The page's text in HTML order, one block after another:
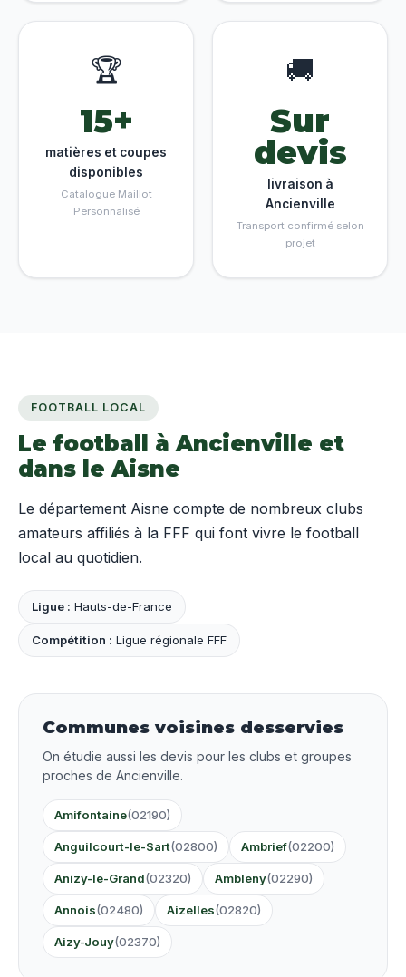
🏆
15+
matières et coupes
disponibles
Catalogue Maillot
Personnalisé
🚚
Sur
devis
livraison à
Ancienville
Transport confirmé selon
projet
FOOTBALL LOCAL
Le football à Ancienville et
dans le Aisne
Le département Aisne compte de nombreux clubs
amateurs affiliés à la FFF qui font vivre le football
local au quotidien.
Ligue : Hauts-de-France
Compétition : Ligue régionale FFF
Communes voisines desservies
On étudie aussi les devis pour les clubs et groupes
proches de Ancienville.
Amifontaine(02190)
Anguilcourt-le-Sart(02800) Ambrief(02200)
Anizy-le-Grand(02320) Ambleny(02290)
Annois(02480) Aizelles(02820)
Aizy-Jouy(02370)